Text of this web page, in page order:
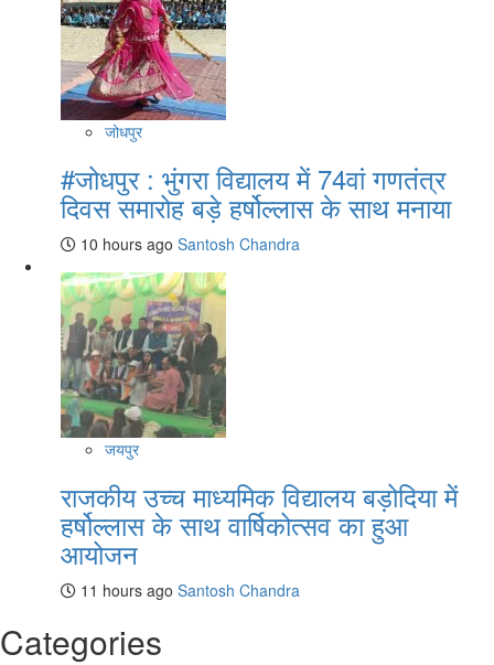
जोधपुर
#जोधपुर : भुंगरा विद्यालय में 74वां गणतंत्र
दिवस समारोह बड़े हर्षोल्लास के साथ मनाया
10 hours ago Santosh Chandra
जयपुर
राजकीय उच्च माध्यमिक विद्यालय बड़ोदिया में
हर्षोल्लास के साथ वार्षिकोत्सव का हुआ
आयोजन
11 hours ago Santosh Chandra
Categories